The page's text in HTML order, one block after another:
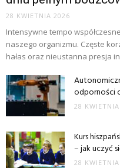
28 KWIETNIA 2026
Intensywne tempo
naszego organizmu. Częste
hałas oraz nieustanna presja
odporności
28
Kurs
– jak uczyć
28